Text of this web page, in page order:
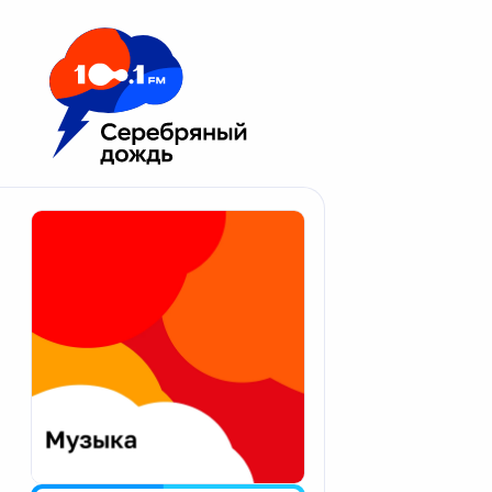
Москва 100.1 FM
Апатиты
Екатеринбург
Калининград
Калуга